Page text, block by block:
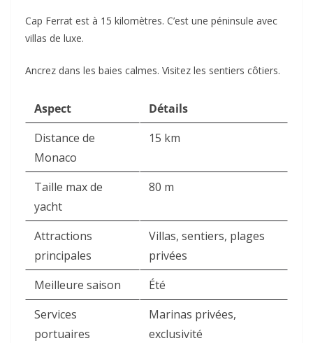
Cap Ferrat est à 15 kilomètres. C’est une péninsule avec
villas de luxe.
Ancrez dans les baies calmes. Visitez les sentiers côtiers.
Aspect
Détails
Distance de
Monaco
15 km
Taille max de
yacht
80 m
Attractions
principales
Villas, sentiers, plages
privées
Meilleure saison
Été
Services
portuaires
Marinas privées,
exclusivité